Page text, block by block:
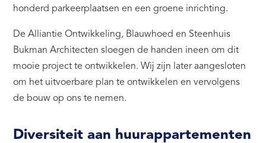
honderd parkeerplaatsen en een groene inrichting.
De Alliantie Ontwikkeling, Blauwhoed en Steenhuis
Bukman Architecten sloegen de handen ineen om dit
mooie project te ontwikkelen. Wij zijn later aangesloten
om het uitvoerbare plan te ontwikkelen en vervolgens
de bouw op ons te nemen.
Diversiteit aan huurappartementen